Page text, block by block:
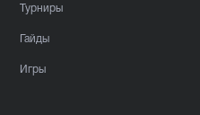
Турниры
Гайды
Игры